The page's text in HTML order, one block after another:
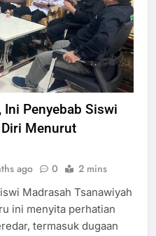
Penyebab Siswi
Menurut
ago 0 2 mins
Madrasah Tsanawiyah
ini menyita perhatian
termasuk dugaan